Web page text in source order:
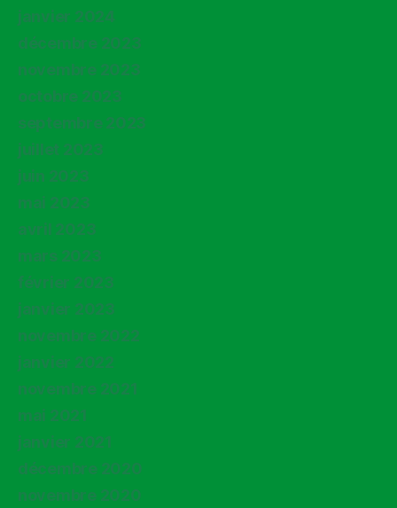
janvier 2024
décembre 2023
novembre 2023
octobre 2023
septembre 2023
juillet 2023
juin 2023
mai 2023
avril 2023
mars 2023
février 2023
janvier 2023
novembre 2022
janvier 2022
novembre 2021
mai 2021
janvier 2021
décembre 2020
novembre 2020